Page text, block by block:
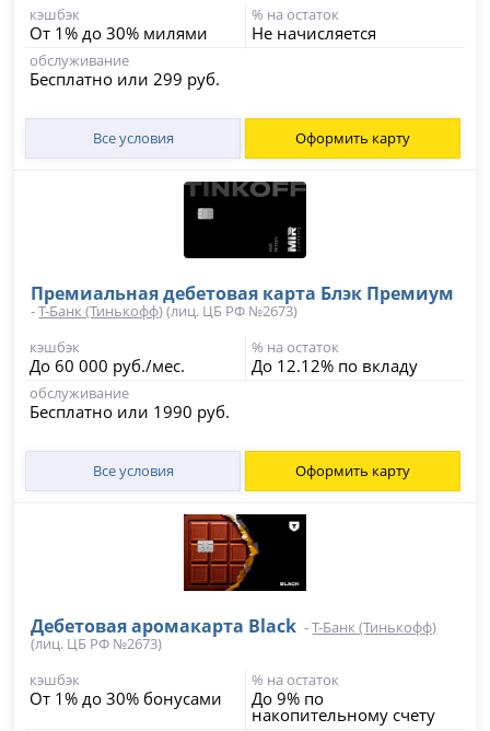
кэшбэк
От 1% до 30% милями
% на остаток
Не начисляется
обслуживание
Бесплатно или 299 руб.
Все условия Оформить карту
Премиальная дебетовая карта Блэк Премиум
-Т-Банк (Тинькофф)(лиц. ЦБ РФ №2673)
кэшбэк
До 60 000 руб./мес.
% на остаток
До 12.12% по вкладу
обслуживание
Бесплатно или 1990 руб.
Все условия Оформить карту
Дебетовая аромакарта Black -Т-Банк (Тинькофф)
(лиц. ЦБ РФ №2673)
кэшбэк
От 1% до 30% бонусами
% на остаток
До 9% по
накопительному счету